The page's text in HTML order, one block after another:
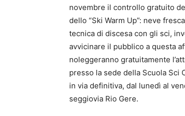
novembre il controllo gratuito
dello “Ski Warm Up”: neve
tecnica di discesa con gli sci,
avvicinare il pubblico a questa
noleggeranno gratuitamente
presso la sede della Scuola
in via definitiva, dal lunedì al
seggiovia Rio Gere.